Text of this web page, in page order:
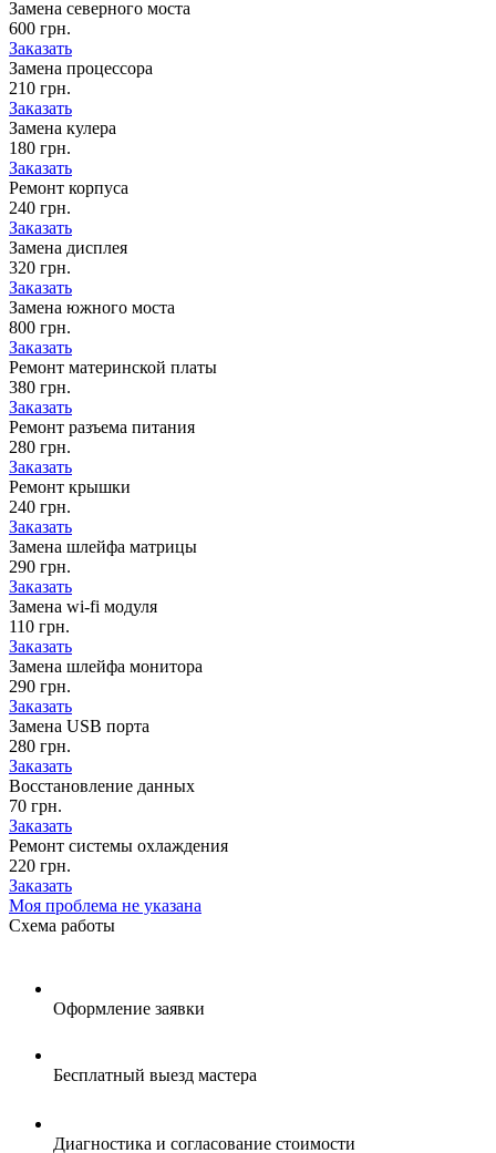
Замена северного моста
600 грн.
Заказать
Замена процессора
210 грн.
Заказать
Замена кулера
180 грн.
Заказать
Ремонт корпуса
240 грн.
Заказать
Замена дисплея
320 грн.
Заказать
Замена южного моста
800 грн.
Заказать
Ремонт материнской платы
380 грн.
Заказать
Ремонт разъема питания
280 грн.
Заказать
Ремонт крышки
240 грн.
Заказать
Замена шлейфа матрицы
290 грн.
Заказать
Замена wi-fi модуля
110 грн.
Заказать
Замена шлейфа монитора
290 грн.
Заказать
Замена USB порта
280 грн.
Заказать
Восстановление данных
70 грн.
Заказать
Ремонт системы охлаждения
220 грн.
Заказать
Моя проблема не указана
Схема работы
Оформление заявки
Бесплатный выезд мастера
Диагностика и согласование стоимости